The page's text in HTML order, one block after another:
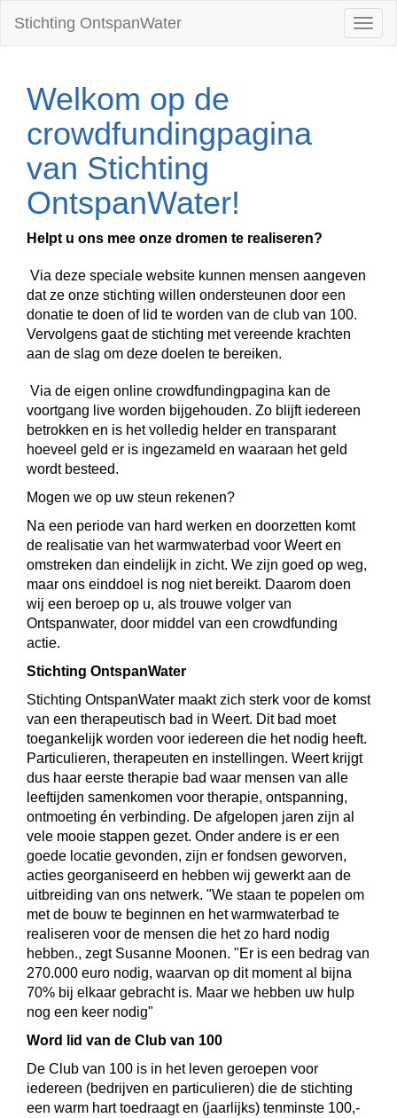
Stichting OntspanWater
Welkom op de
crowdfundingpagina
van Stichting
OntspanWater!
Helpt u ons mee onze dromen te realiseren?
Via deze speciale website kunnen mensen aangeven
dat ze onze stichting willen ondersteunen door een
donatie te doen of lid te worden van de club van 100.
Vervolgens gaat de stichting met vereende krachten
aan de slag om deze doelen te bereiken.
Via de eigen online crowdfundingpagina kan de
voortgang live worden bijgehouden. Zo blijft iedereen
betrokken en is het volledig helder en transparant
hoeveel geld er is ingezameld en waaraan het geld
wordt besteed.
Mogen we op uw steun rekenen?
Na een periode van hard werken en doorzetten komt
de realisatie van het warmwaterbad voor Weert en
omstreken dan eindelijk in zicht. We zijn goed op weg,
maar ons einddoel is nog niet bereikt. Daarom doen
wij een beroep op u, als trouwe volger van
Ontspanwater, door middel van een crowdfunding
actie.
Stichting OntspanWater
Stichting OntspanWater maakt zich sterk voor de komst
van een therapeutisch bad in Weert. Dit bad moet
toegankelijk worden voor iedereen die het nodig heeft.
Particulieren, therapeuten en instellingen. Weert krijgt
dus haar eerste therapie bad waar mensen van alle
leeftijden samenkomen voor therapie, ontspanning,
ontmoeting én verbinding. De afgelopen jaren zijn al
vele mooie stappen gezet. Onder andere is er een
goede locatie gevonden, zijn er fondsen geworven,
acties georganiseerd en hebben wij gewerkt aan de
uitbreiding van ons netwerk. "We staan te popelen om
met de bouw te beginnen en het warmwaterbad te
realiseren voor de mensen die het zo hard nodig
hebben., zegt Susanne Moonen. "Er is een bedrag van
270.000 euro nodig, waarvan op dit moment al bijna
70% bij elkaar gebracht is. Maar we hebben uw hulp
nog een keer nodig"
Word lid van de Club van 100
De Club van 100 is in het leven geroepen voor
iedereen (bedrijven en particulieren) die de stichting
een warm hart toedraagt en (jaarlijks) tenminste 100,-